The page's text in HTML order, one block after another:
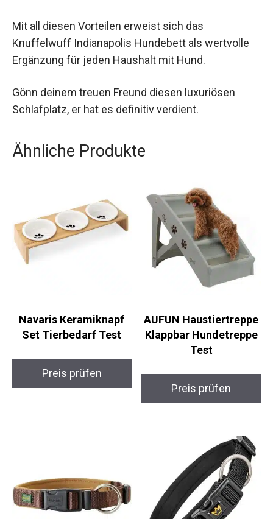
Mit all diesen Vorteilen erweist sich das
Knuffelwuff Indianapolis Hundebett als wertvolle
Ergänzung für jeden Haushalt mit Hund.
Gönn deinem treuen Freund diesen luxuriösen
Schlafplatz, er hat es definitiv verdient.
Ähnliche Produkte
Navaris Keramiknapf
Set Tierbedarf Test
Preis prüfen
AUFUN Haustiertreppe
Klappbar Hundetreppe
Test
Preis prüfen